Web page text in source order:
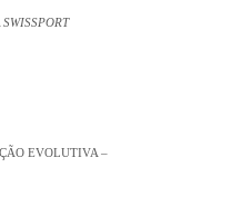
SWISSPORT
EVOLUTIVA –